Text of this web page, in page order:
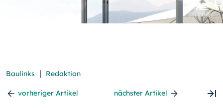
Baulinks | Redaktion
vorheriger Artikel nächster Artikel